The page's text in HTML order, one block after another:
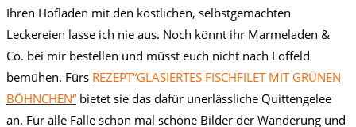
Ihren Hofladen mit den köstlichen, selbstgemachten
Leckereien lasse ich nie aus. Noch könnt ihr Marmeladen &
Co. bei mir bestellen und müsst euch nicht nach Loffeld
bemühen. Fürs REZEPT“GLASIERTES FISCHFILET MIT GRÜNEN
BÖHNCHEN“ bietet sie das dafür unerlässliche Quittengelee
an. Für alle Fälle schon mal schöne Bilder der Wanderung und